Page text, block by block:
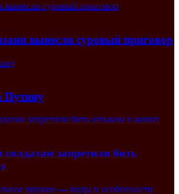
вынесли суровый приговор
вынесли суровый приговор
Путину
запретили бить штыком в живот
запретили бить
оружие — виды и особенности